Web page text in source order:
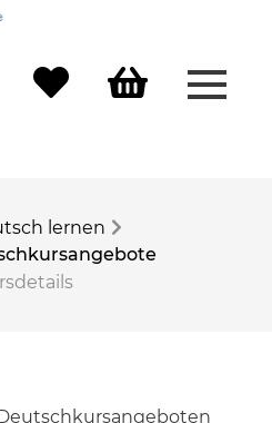
lernen